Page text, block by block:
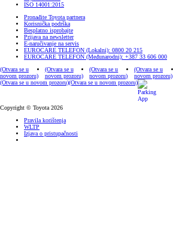
ISO 14001:2015
Pronađite Toyota partnera
Korisnička podrška
Besplatno isprobajte
Prijava na newsletter
E-naručivanje na servis
EUROCARE TELEFON (Lokalni): 0800 20 215
EUROCARE TELEFON (Međunarodni): +387 33 606 000
(Otvara se u
novom prozoru)
(Otvara se u
novom prozoru)
(Otvara se u
novom prozoru)
(Otvara se u
novom prozoru)
(Otvara se u novom prozoru)(Otvara se u novom prozoru)
Copyright © Toyota 2026
Pravila korištenja
WLTP
Izjava o pristupačnosti